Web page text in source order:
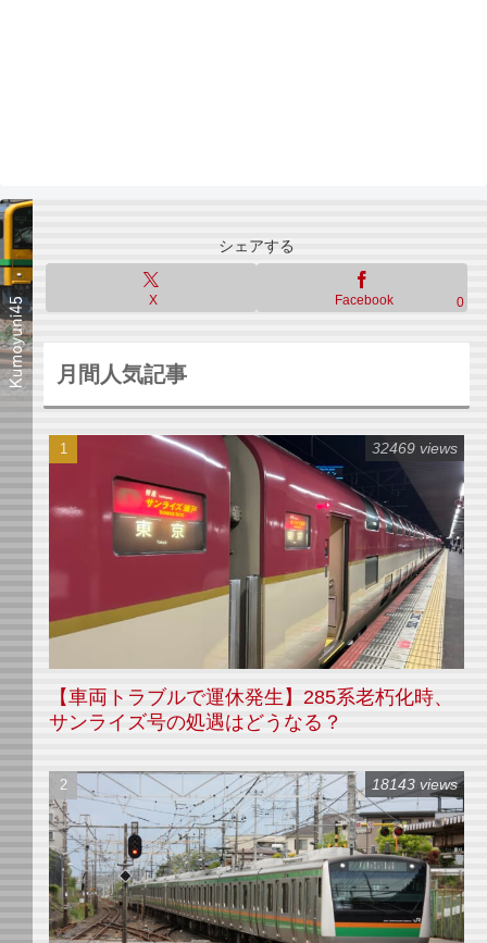
シェアする
X Facebook 0
月間人気記事
【車両トラブルで運休発生】285系老朽化時、
サンライズ号の処遇はどうなる？
32469 views
18143 views